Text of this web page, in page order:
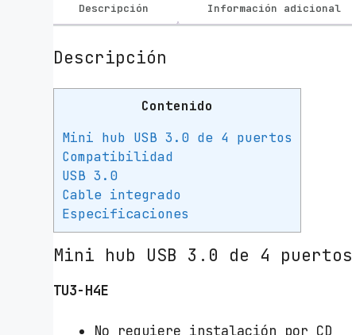
Descripción Información adicional
Descripción
Contenido
Mini hub USB 3.0 de 4 puertos
Compatibilidad
USB 3.0
Cable integrado
Especificaciones
Mini hub USB 3.0 de 4 puertos
TU3-H4E
No requiere instalación por CD